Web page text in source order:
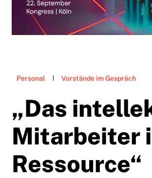
Personal Vorstände im Gespräch
„Das
Mitarbeiter
Ressource“